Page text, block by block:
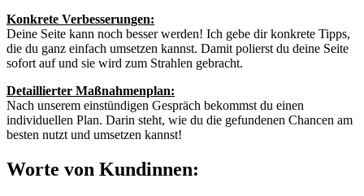
Konkrete Verbesserungen:
Deine Seite kann noch besser werden! Ich gebe dir konkrete Tipps,
die du ganz einfach umsetzen kannst. Damit polierst du deine Seite
sofort auf und sie wird zum Strahlen gebracht.
Detaillierter Maßnahmenplan:
Nach unserem einstündigen Gespräch bekommst du einen
individuellen Plan. Darin steht, wie du die gefundenen Chancen am
besten nutzt und umsetzen kannst!
Worte von Kundinnen: